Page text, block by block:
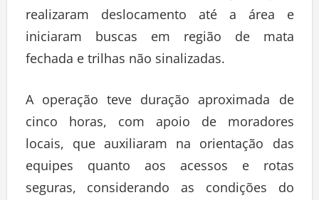
realizaram deslocamento até a área e
iniciaram buscas em região de mata
fechada e trilhas não sinalizadas.
A operação teve duração aproximada de
cinco horas, com apoio de moradores
locais, que auxiliaram na orientação das
equipes quanto aos acessos e rotas
seguras, considerando as condições do